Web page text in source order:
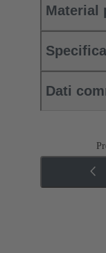
Material
Dati